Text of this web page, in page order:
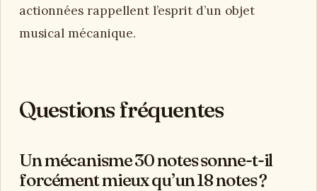
actionnées rappellent l’esprit d’un objet
musical mécanique.
Questions fréquentes
Un mécanisme 30 notes sonne-t-il
forcément mieux qu’un 18 notes ?